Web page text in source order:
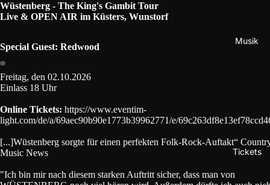
Musik
Tickets
Wüstenberg - The King's Gambit Tour
Live & OPEN AIR im Küsters, Wunstorf
Special Guest: Redwood
Freitag, den 02.10.2026
Einlass 18 Uhr
Online Tickets: https://www.eventim-
light.com/de/a/69aec90b90e1773b39962771/e/
[...]Wüstenberg sorgte für einen perfekten Folk-Rock-Auftakt“
Music News
"Ich bin mir nach diesem starken Auftritt sicher, dass man von